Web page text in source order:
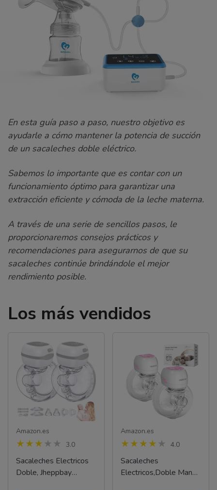
En esta guía paso a paso, nuestro objetivo es
ayudarle a cómo mantener la potencia de succión
de un sacaleches doble eléctrico.
Sabemos lo importante que es contar con un
funcionamiento óptimo para garantizar una
extracción eficiente y cómoda de la leche materna.
A través de una serie de sencillos pasos, le
proporcionaremos consejos prácticos y
recomendaciones para asegurarnos de que su
sacaleches continúe brindándole el mejor
rendimiento posible.
Los más vendidos
Amazon.es
3.0
Sacaleches Electricos
Doble, Jheppbay
Amazon.es
4.0
Sacaleches
Electricos,Doble Manos